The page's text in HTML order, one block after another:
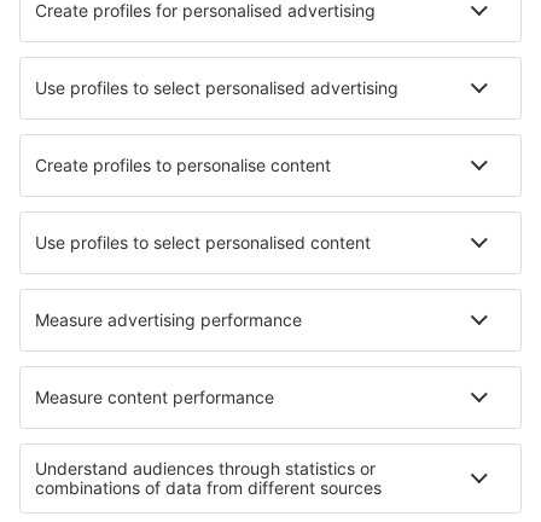
Hotely in Castel Volturno Hotely in Lumbo
Hotely in Herencia Hotely in Verdun-en-Lauragais
Hotely in Rochehaut Hotely in Hardeeville
Hotely on North Sea Coast
Hotely in Brandenburg Lake Plateau Hotely v Porýní-Falci
Hotely v Albánii Hotely in Faroe Islands